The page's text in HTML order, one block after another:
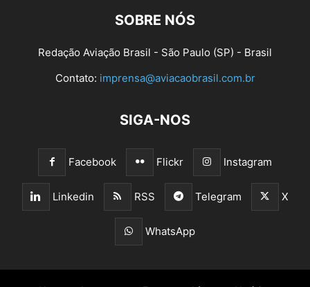
SOBRE NÓS
Redação Aviação Brasil - São Paulo (SP) - Brasil
Contato: imprensa@aviacaobrasil.com.br
SIGA-NOS
Facebook Flickr Instagram
Linkedin RSS Telegram X
WhatsApp